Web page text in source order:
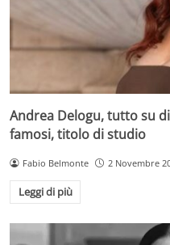
Andrea Delogu, tutto su
famosi, titolo di studio
Fabio Belmonte 2 Novembre
Leggi di più